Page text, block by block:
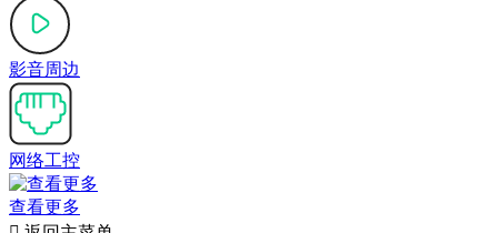
影音周边
网络工控
查看更多